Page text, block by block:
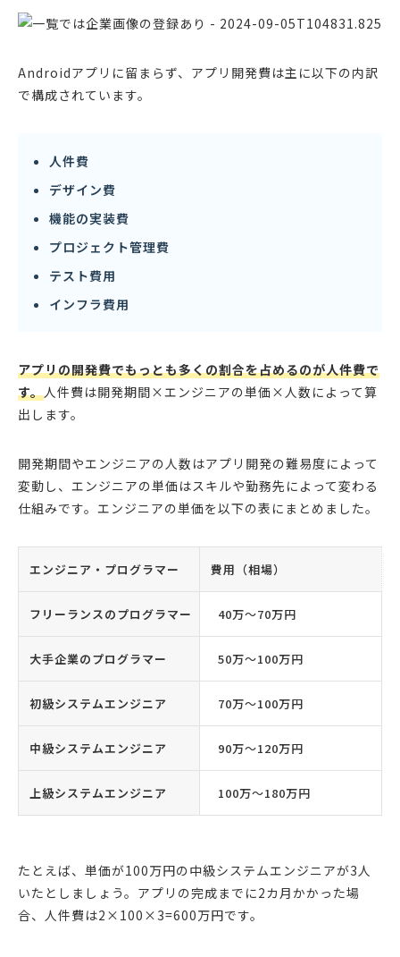
Androidアプリに留まらず、アプリ開発費は主に以下の内訳
で構成されています。
人件費
デザイン費
機能の実装費
プロジェクト管理費
テスト費用
インフラ費用
アプリの開発費でもっとも多くの割合を占めるのが人件費で
す。人件費は開発期間×エンジニアの単価×人数によって算
出します。
開発期間やエンジニアの人数はアプリ開発の難易度によって
変動し、エンジニアの単価はスキルや勤務先によって変わる
仕組みです。エンジニアの単価を以下の表にまとめました。
エンジニア・プログラマー 費用（相場）
フリーランスのプログラマー 40万〜70万円
大手企業のプログラマー 50万〜100万円
初級システムエンジニア 70万〜100万円
中級システムエンジニア 90万〜120万円
上級システムエンジニア 100万〜180万円
たとえば、単価が100万円の中級システムエンジニアが3人
いたとしましょう。アプリの完成までに2カ月かかった場
合、人件費は2×100×3=600万円です。